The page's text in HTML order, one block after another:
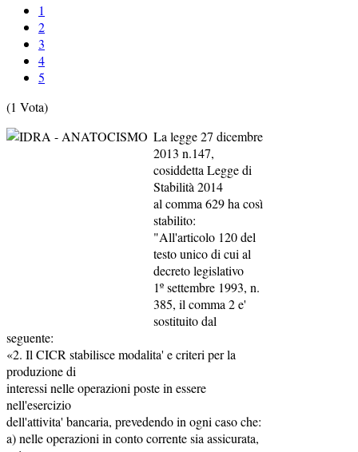
1
2
3
4
5
(1 Vota)
La legge 27 dicembre
2013 n.147,
cosiddetta Legge di
Stabilità 2014
al comma 629 ha così
stabilito:
"All'articolo 120 del
testo unico di cui al
decreto legislativo
1º settembre 1993, n.
385, il comma 2 e'
sostituito dal
seguente:
«2. Il CICR stabilisce modalita' e criteri per la
produzione di
interessi nelle operazioni poste in essere
nell'esercizio
dell'attivita' bancaria, prevedendo in ogni caso che:
a) nelle operazioni in conto corrente sia assicurata,